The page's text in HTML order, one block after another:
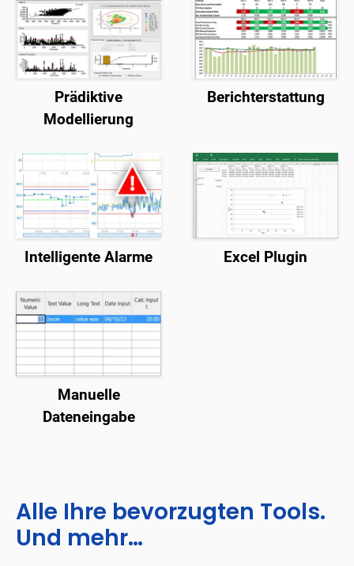
Prädiktive
Modellierung
Berichterstattung
Intelligente Alarme Excel Plugin
Manuelle
Dateneingabe
Alle Ihre bevorzugten Tools.
Und mehr…